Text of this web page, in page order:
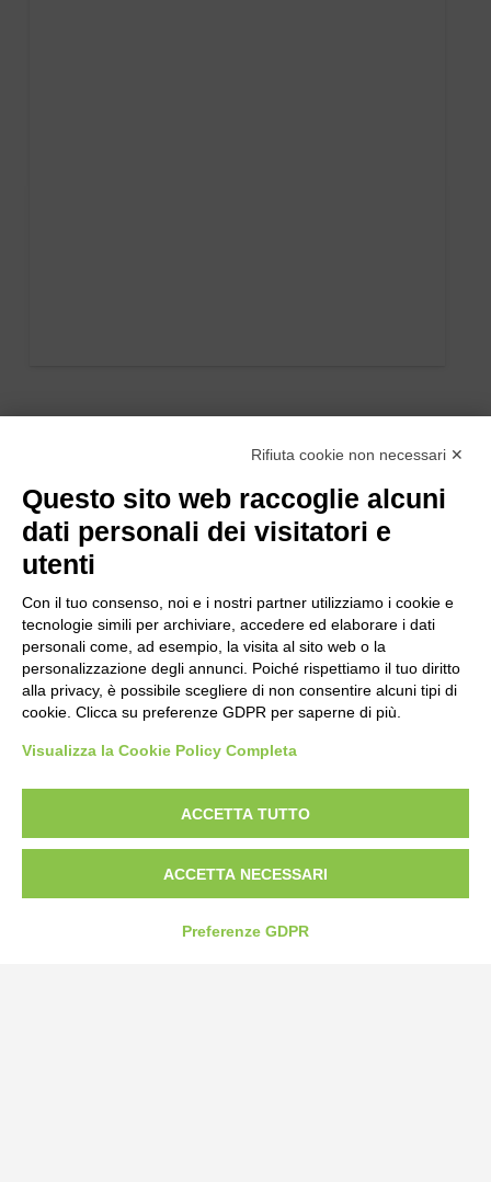
Strada Statale 231 Alba-Bra
Tel:0172-478161
Rifiuta cookie non necessari ✕
Questo sito web raccoglie alcuni
dati personali dei visitatori e
utenti
Con il tuo consenso, noi e i nostri partner utilizziamo i cookie e
tecnologie simili per archiviare, accedere ed elaborare i dati
personali come, ad esempio, la visita al sito web o la
personalizzazione degli annunci. Poiché rispettiamo il tuo diritto
alla privacy, è possibile scegliere di non consentire alcuni tipi di
cookie. Clicca su preferenze GDPR per saperne di più.
Visualizza la Cookie Policy Completa
ACCETTA TUTTO
ACCETTA NECESSARI
Preferenze GDPR